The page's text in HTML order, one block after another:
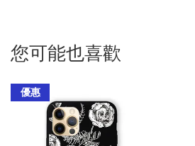
您可能也喜歡
優惠